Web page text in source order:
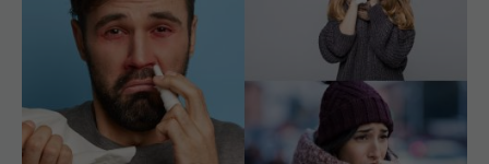
Alergiile la frig, simptome. Medic: Trebuie să fie
atent diagnosticate pentru a nu fi confundate cu